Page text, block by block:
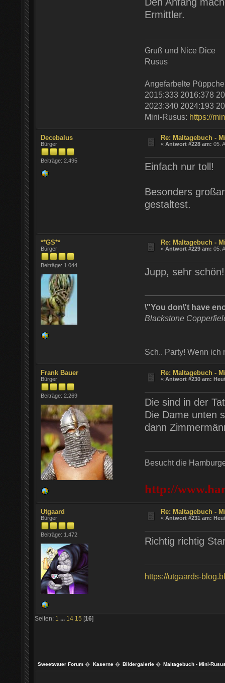
Den Anfang
Ermittler.
Gruß und Nice Dice
Rusus
Angefarbelte
2015:333 2016:378
2023:340 2024:193
Mini-Rusus: https://
Decebalus
Bürger
Beiträge: 2.495
Re: Maltagebuch -
«Antwort #228 am: 05.
Einfach nur toll!
Besonders
gestaltest.
**GS**
Bürger
Beiträge: 1.044
Re: Maltagebuch -
«Antwort #229 am: 05.
Jupp, sehr schön!
\"You don\'t have
Blackstone
Sch.. Party! Wenn ich
Frank Bauer
Bürger
Beiträge: 2.269
Re: Maltagebuch -
«Antwort #230 am:
Die sind in der
Die Dame unten
dann
Besucht die
http://
Utgaard
Bürger
Beiträge: 1.472
Re: Maltagebuch -
«Antwort #231 am:
Richtig richtig
https://utgaards-
Seiten: 1 ... 14 15 [16]
Sweetwater Forum � Kaserne� Bildergalerie� Maltagebuch - Mini-